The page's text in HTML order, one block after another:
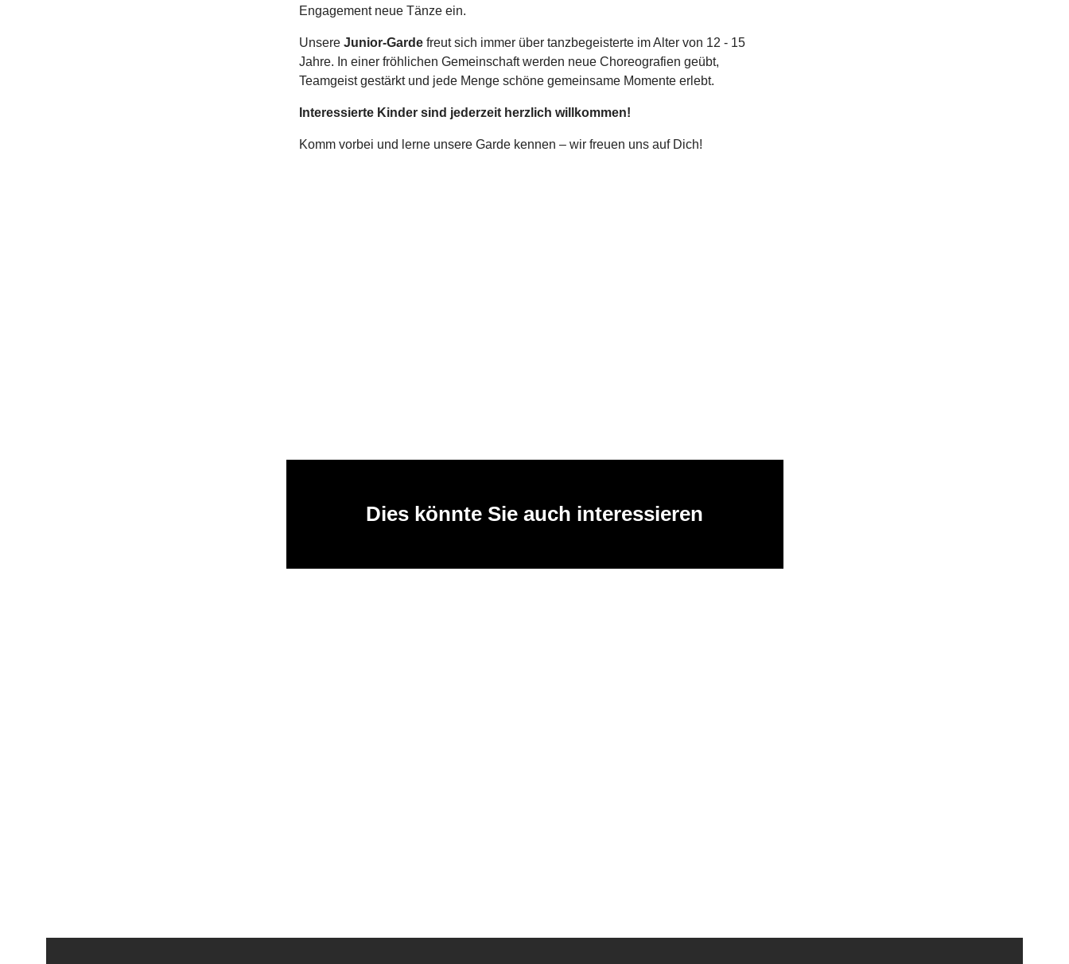
Engagement neue Tänze ein.
Unsere Junior-Gardefreut sich immer über tanzbegeisterte im Alter von 12 - 15
Jahre. In einer fröhlichen Gemeinschaft werden neue Choreografien geübt,
Teamgeist gestärkt und jede Menge schöne gemeinsame Momente erlebt.
Interessierte Kinder sind jederzeit herzlich willkommen!
Komm vorbei und lerne unsere Garde kennen – wir freuen uns auf Dich!
Dies könnte Sie auch interessieren